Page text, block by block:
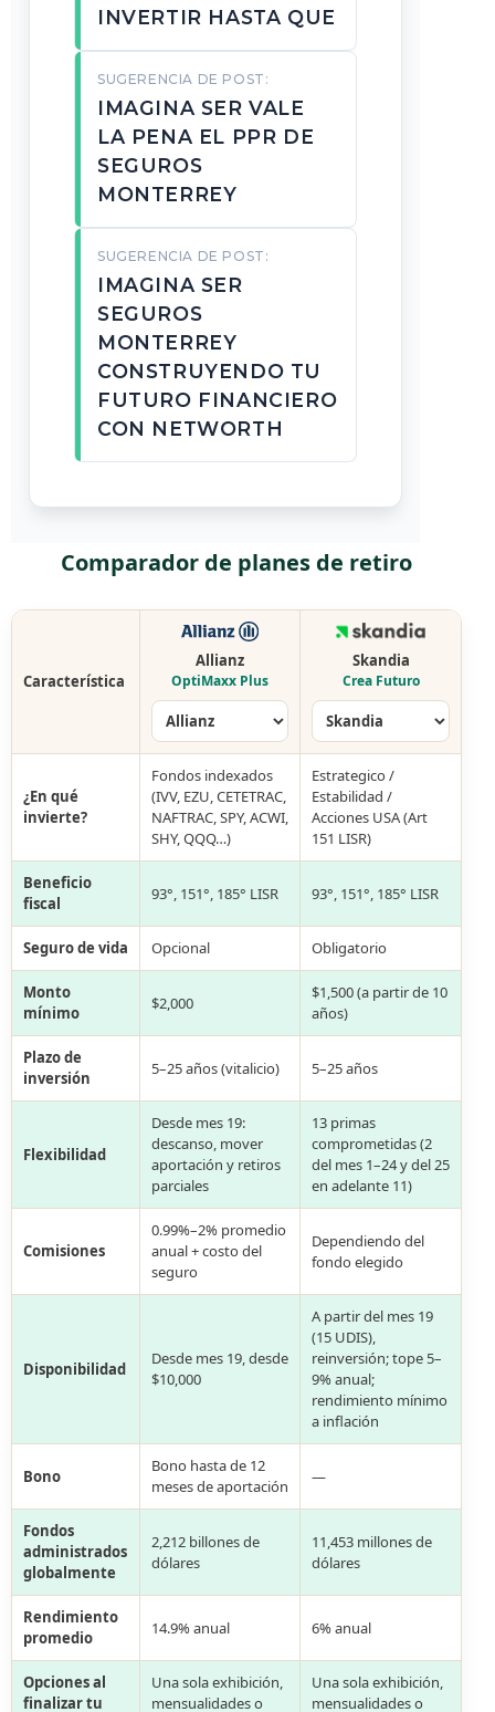
INVERTIR HASTA QUE
SUGERENCIA DE POST:
IMAGINA SER VALE
LA PENA EL PPR DE
SEGUROS
MONTERREY
SUGERENCIA DE POST:
IMAGINA SER
SEGUROS
MONTERREY
CONSTRUYENDO TU
FUTURO FINANCIERO
CON NETWORTH
Comparador de planes de retiro
Característica
Allianz
OptiMaxx Plus
Skandia
Crea Futuro
¿En qué
invierte?
Fondos indexados
(IVV, EZU, CETETRAC,
NAFTRAC, SPY, ACWI,
SHY, QQQ…)
Estrategico /
Estabilidad /
Acciones USA (Art
151 LISR)
Beneficio
fiscal
93°, 151°, 185° LISR 93°, 151°, 185° LISR
Seguro de vida Opcional Obligatorio
Monto
mínimo
$2,000
$1,500 (a partir de 10
años)
Plazo de
inversión
5–25 años (vitalicio) 5–25 años
Flexibilidad
Desde mes 19:
descanso, mover
aportación y retiros
parciales
13 primas
comprometidas (2
del mes 1–24 y del 25
en adelante 11)
Comisiones
0.99%–2% promedio
anual + costo del
seguro
Dependiendo del
fondo elegido
Disponibilidad
Desde mes 19, desde
$10,000
A partir del mes 19
(15 UDIS),
reinversión; tope 5–
9% anual;
rendimiento mínimo
a inflación
Bono
Bono hasta de 12
meses de aportación
—
Fondos
administrados
globalmente
2,212 billones de
dólares
11,453 millones de
dólares
Rendimiento
promedio
14.9% anual 6% anual
Opciones al
finalizar tu
Una sola exhibición,
mensualidades o
Una sola exhibición,
mensualidades o